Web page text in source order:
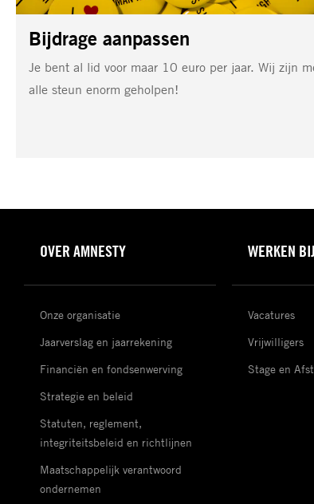
Bijdrage aanpassen
Je bent al lid voor maar 10 euro per jaar. Wij zijn
alle steun enorm geholpen!
OVER AMNESTY
Onze organisatie
Jaarverslag en jaarrekening
Financiën en fondsenwerving
Strategie en beleid
Statuten, reglement,
integriteitsbeleid en richtlijnen
Maatschappelijk verantwoord
ondernemen
WERKEN
Vacatures
Vrijwilligers
Stage en